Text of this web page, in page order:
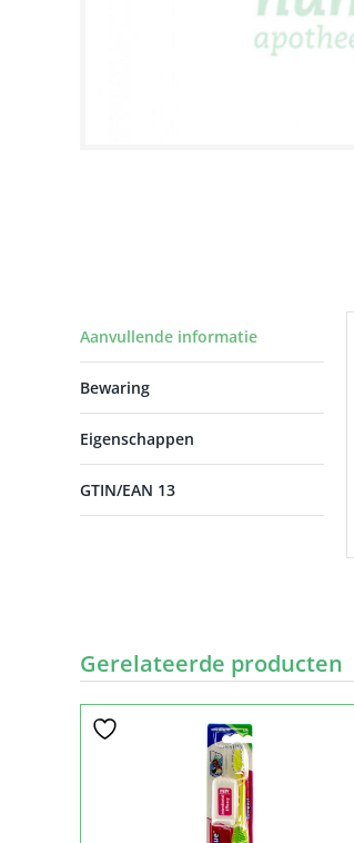
Aanvullende informatie
Bewaring
Eigenschappen
GTIN/EAN 13
Gerelateerde producten